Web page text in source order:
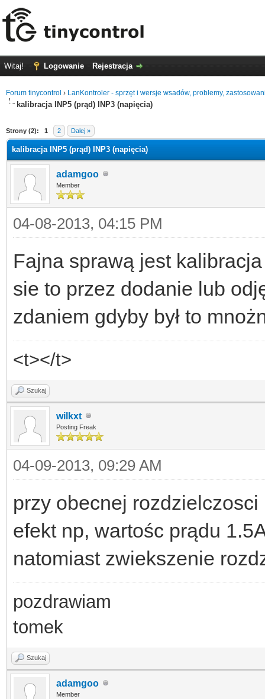
Witaj! Logowanie Rejestracja
Forum tinycontrol › LanKontroler - sprzęt i wersje wsadów, problemy,
kalibracja INP5 (prąd) INP3 (napięcia)
Strony (2): 1 2 Dalej »
kalibracja INP5 (prąd) INP3 (napięcia)
adamgoo
Member
04-08-2013, 04:15 PM
Fajna sprawą jest
sie to przez dodanie lub
zdaniem gdyby był to
<t></t>
Szukaj
wilkxt
Posting Freak
04-09-2013, 09:29 AM
przy obecnej rozdzielczosci
efekt np, wartośc prądu
natomiast zwiekszenie
pozdrawiam
tomek
Szukaj
adamgoo
Member